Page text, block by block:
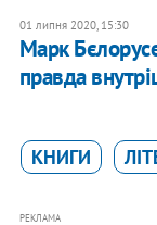
01 липня 2020, 15:30
Марк
правда
КНИГИ
РЕКЛАМА